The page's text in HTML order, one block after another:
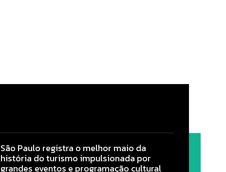
São Paulo registra o melhor maio da
história do turismo impulsionada por
grandes eventos e programação cultural